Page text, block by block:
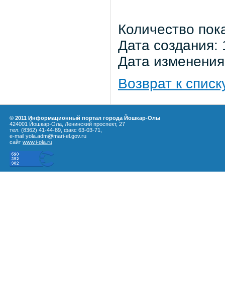
Количество
Дата
Дата
Возврат к
© 2011 Информационный портал города Йошкар-Олы
424001 Йошкар-Ола, Ленинский проспект, 27
тел. (8362) 41-44-89, факс 63-03-71,
e-mail yola.adm@mari-el.gov.ru
сайт www.i-ola.ru